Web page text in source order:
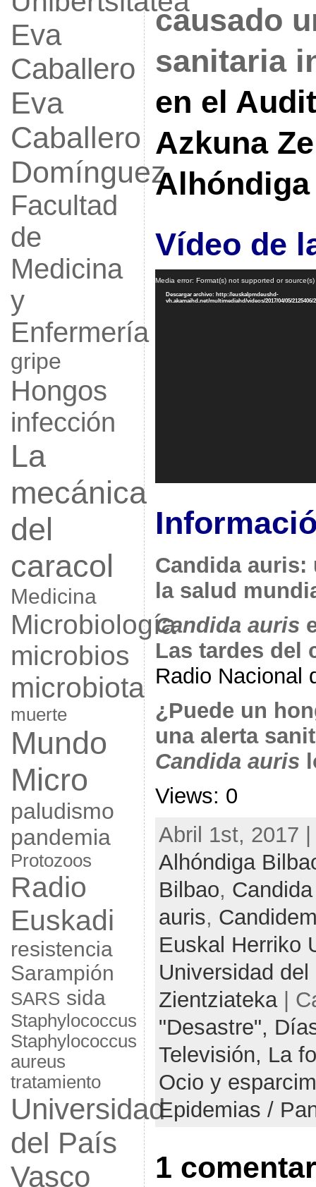
Eva
Caballero
Eva
Caballero
Domínguez
Facultad
de
Medicina
y
Enfermería
gripe
Hongos
infección
La
mecánica
del
caracol
Medicina
Microbiología
microbios
microbiota
muerte
Mundo
Micro
paludismo
pandemia
Protozoos
Radio
Euskadi
resistencia
Sarampión
SARS sida
Staphylococcus
Staphylococcus
aureus
tratamiento
Universidad
del País
Vasco
causado
sanitaria
en el
Azkuna
Vídeo de
de
vídeo
Media error: Format(s) not supported or
Descargar archivo: http://euskalpmdeushd-
vh.akamaihd.net/multimediahd/videos/2017/04/05/2125406/
Candida auris:
la salud
Candida auris
Las tardes del
Radio Nacional
¿Puede un
una alerta
Candida auris
Views: 0
Abril 1st, 2017
Alhóndiga
Bilbao,
auris,
Euskal Herriko
Universidad
Zientziateka|
"Desastre",
Televisión, La
Ocio y
Epidemias /
1